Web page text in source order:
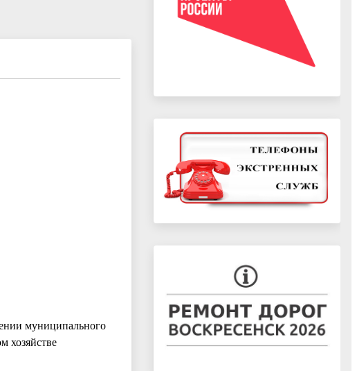
муниципального
хозяйстве